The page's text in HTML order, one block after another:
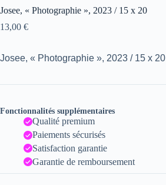
Josee, « Photographie », 2023 / 15 x 20
13,00 €
Josee, « Photographie », 2023 / 15 x 20
Fonctionnalités supplémentaires
Qualité premium
Paiements sécurisés
Satisfaction garantie
Garantie de remboursement